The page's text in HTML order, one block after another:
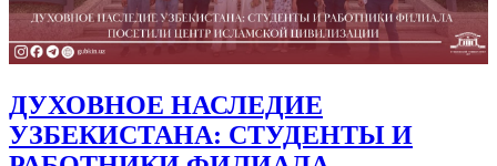
ДУХОВНОЕ НАСЛЕДИЕ
УЗБЕКИСТАНА: СТУДЕНТЫ И